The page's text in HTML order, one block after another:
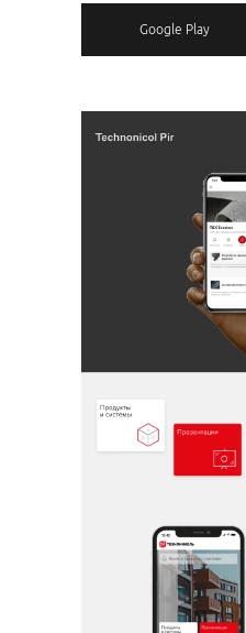
Google Play